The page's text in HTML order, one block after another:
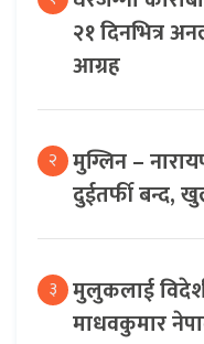
२१ दिनभित्र
आग्रह
२ मुग्लिन –
दुईतर्फी बन्द,
३ मुलुकलाई
माधवकुमार